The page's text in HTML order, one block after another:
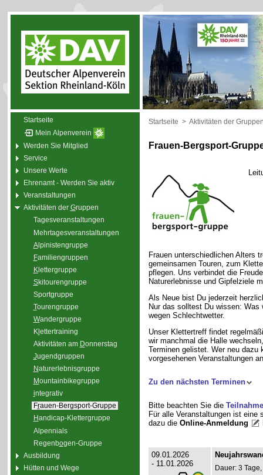
Startseite
Mein Alpenverein
Werden Sie Mitglied
Service
Unsere Werte
Ehrenamt - Werden Sie aktiv
Veranstaltungen
Aktivitäten der Gruppen
Tagesveranstaltungen
Mehrtagesveranstaltungen
Alpinistengruppe
Familiengruppen
Klettergruppe
Skitourengruppe
Sportgruppe
Tourengruppe
Wandergruppe
Kl ettertraining
Aktivitäten am Donnerstag
Jugendgruppen
Naturerlebnisgruppe
Mountainbikegruppe
integrativ
Frauen-Bergsport-Gruppe
Handicap-Klettergruppe
Alpennials
Regenbogen-Gruppe
Ausbildung
Hütten und Wege
Startseite > Aktivitäten der
Frauen-Bergsport-
Frauen unterschiedlichen Alters
gemeinsamen Touren, zum
pflegen. Uns verbindet die
Naturerlebnisse und Gipfelziele
Als Neue bist Du jederzeit
Nur das solltest Du wissen: Was
wegen Schlechtwetter.
Unser Klettertreff findet
wir manchmal die Halle
Terminen gelistet. Wer neu
vorgesehenen Veranstaltungen
Zu den nächsten Terminen
Bitte beachten Sie die
Für alle Veranstaltungen ist
dazu die Online-Anmeldung
09.01.2026
- 11.01.2026
Dauer: 3